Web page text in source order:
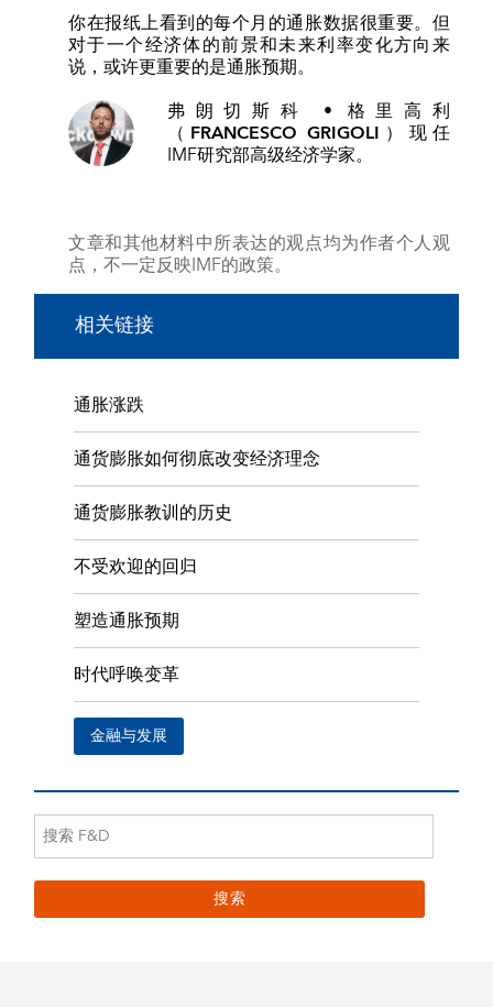
你在报纸上看到的每个月的通胀数据很重要。但
对于一个经济体的前景和未来利率变化方向来
说，或许更重要的是通胀预期。
弗朗切斯科 • 格里高利
（FRANCESCO GRIGOLI） 现任
IMF研究部高级经济学家。
文章和其他材料中所表达的观点均为作者个人观
点，不一定反映IMF的政策。
相关链接
通胀涨跌
通货膨胀如何彻底改变经济理念
通货膨胀教训的历史
不受欢迎的回归
塑造通胀预期
时代呼唤变革
金融与发展